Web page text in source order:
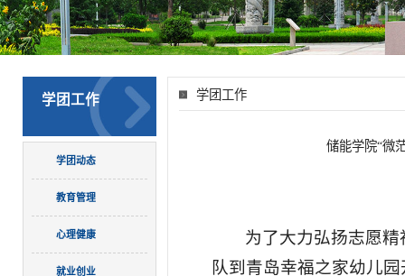
学团工作
学团动态
教育管理
心理健康
就业创业
学团工作
储能学院“微
为了大力弘扬志愿
队到青岛幸福之家幼儿